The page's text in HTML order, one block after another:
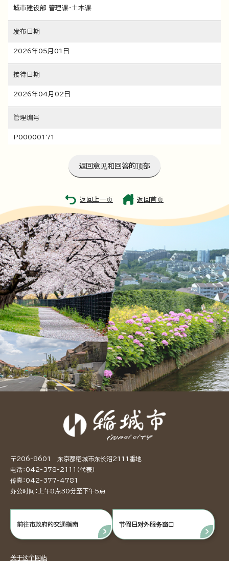
城市建设部 管理课・土木课
发布日期
2026年05月01日
接待日期
2026年04月02日
管理编号
P00000171
返回意见和回答的顶部
返回上一页 返回首页
〒206-8601 东京都稻城市东长沼2111番地
电话：042-378-2111（代表）
传真：042-377-4781
办公时间：上午8点30分至下午5点
前往市政府的交通指南 节假日对外服务窗口
关于这个网站